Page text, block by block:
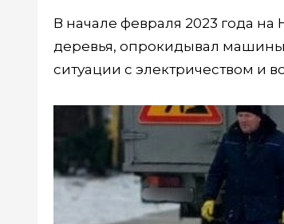
В начале февраля 2023 года
деревья, опрокидывал
ситуации с электричеством и